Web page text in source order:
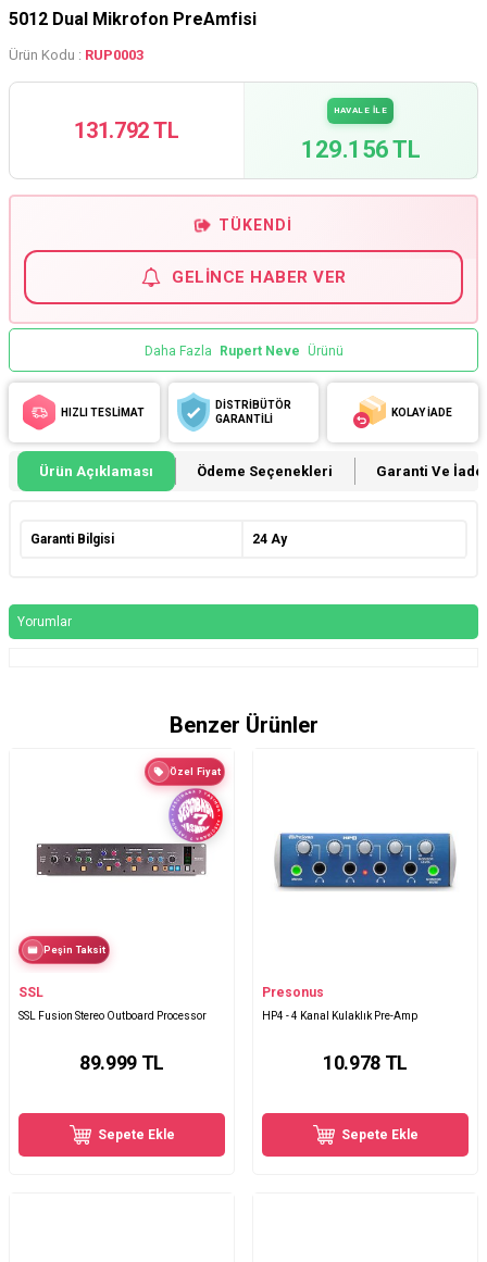
5012 Dual Mikrofon PreAmfisi
Ürün Kodu : RUP0003
131.792 TL
HAVALE İLE
129.156 TL
TÜKENDI
GELINCE HABER VER
Daha Fazla Rupert Neve Ürünü
HIZLI TESLİMAT
DİSTRİBÜTÖR
GARANTİLİ
KOLAY İADE
Ürün Açıklaması Ödeme Seçenekleri Garanti Ve İade
Garanti Bilgisi 24 Ay
Yorumlar
Benzer Ürünler
Özel Fiyat
Peşin Taksit
SSL
SSL Fusion Stereo Outboard Processor
89.999TL
Sepete Ekle
Presonus
HP4 - 4 Kanal Kulaklık Pre-Amp
10.978TL
Sepete Ekle